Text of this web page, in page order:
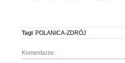
Tagi POLANICA-ZDRÓJ
Komentarze: